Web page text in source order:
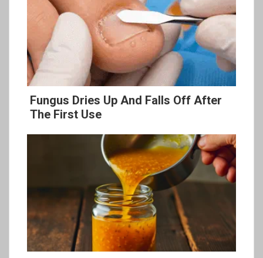
Fungus Dries Up And Falls Off After
The First Use